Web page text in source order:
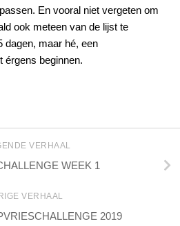
En vooral niet vergeten om
ook meteen van de lijst te
dagen, maar hé, een
érgens beginnen.
VERHAAL
WEEK 1
VERHAAL
2019